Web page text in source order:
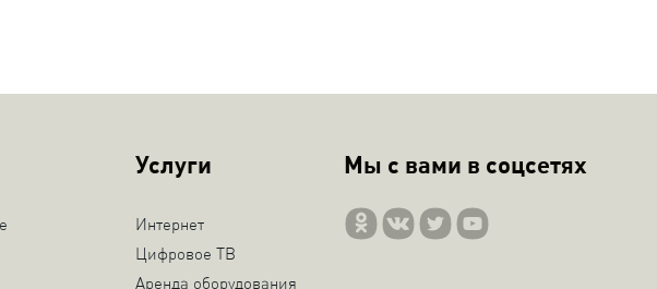
Услуги
Интернет
Цифровое ТВ
Аренда оборудования
Мы с вами в соцсетях